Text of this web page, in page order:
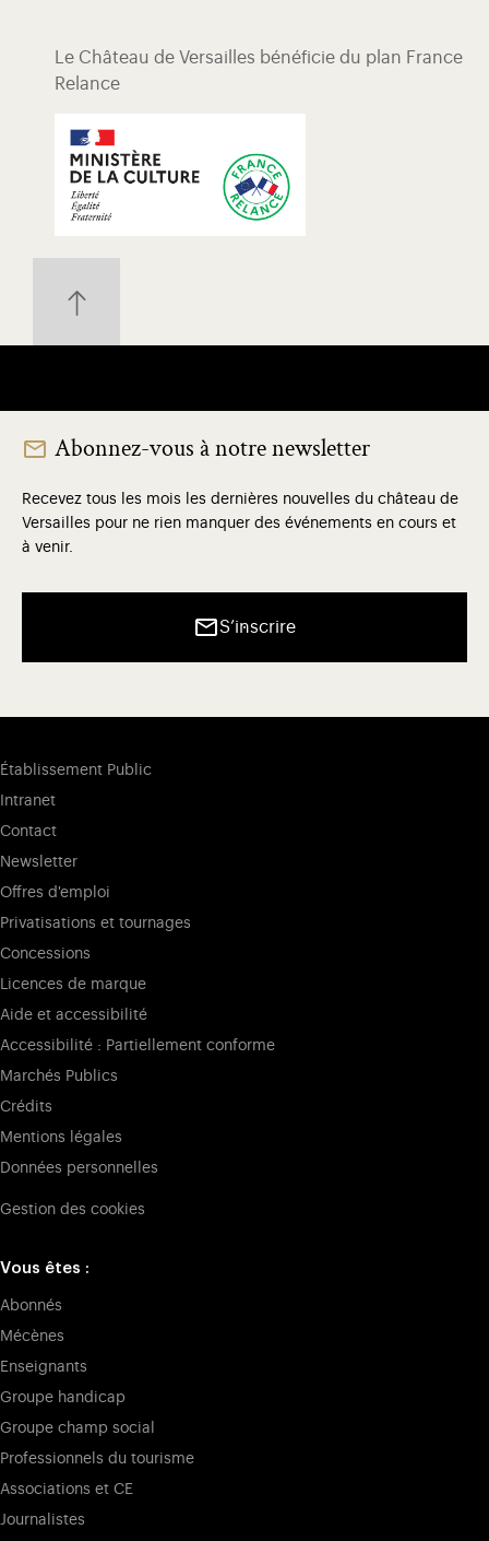
Le Château de Versailles bénéficie du plan France
Relance
Abonnez-vous à notre newsletter
Recevez tous les mois les dernières nouvelles du château de
Versailles pour ne rien manquer des événements en cours et
à venir.
S’inscrire
Établissement Public
Intranet
Contact
Newsletter
Offres d'emploi
Privatisations et tournages
Concessions
Licences de marque
Aide et accessibilité
Accessibilité : Partiellement conforme
Marchés Publics
Crédits
Mentions légales
Données personnelles
Gestion des cookies
Vous êtes :
Abonnés
Mécènes
Enseignants
Groupe handicap
Groupe champ social
Professionnels du tourisme
Associations et CE
Journalistes